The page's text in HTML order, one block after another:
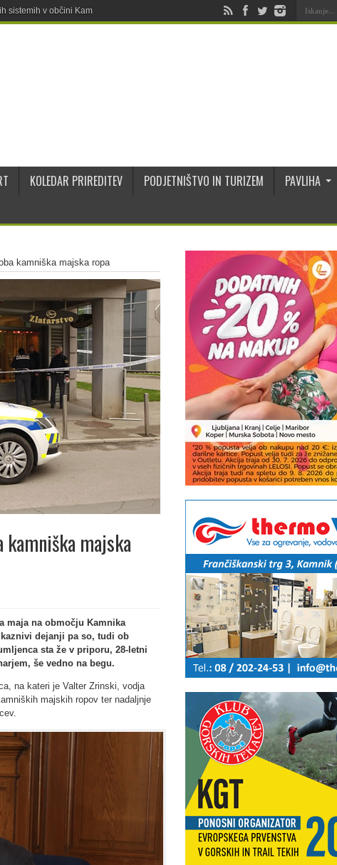
sistemih v občini Kamnik
KOLEDAR PRIREDITEV PODJETNIŠTVO IN TURIZEM
PAVLIHA
kamniška majska ropa
majska
maja na območju Kamnika
dejanji pa so, tudi ob
sta že v priporu, 28-letni
še vedno na begu.
na kateri je Valter Zrinski, vodja
majskih ropov ter nadaljnje